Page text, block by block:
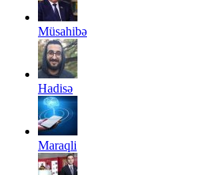
Müsahibə
Hadisə
Maraqli